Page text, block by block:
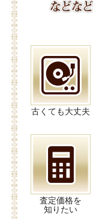
古くても大丈夫
査定価格を
知りたい